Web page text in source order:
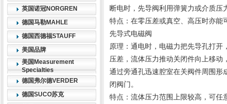
英国诺冠NORGREN
德国马勒MAHLE
德国西德福STAUFF
美国品牌
美国Measurement
Specialties
德国弗尔德VERDER
德国SUCO苏克
断电时，先导阀利用弹簧力或介质
特点：在零压差或真空、高压时亦能
先导式电磁阀
原理：通电时，电磁力把先导孔打
压差，流体压力推动关闭件向上移
通过旁通孔迅速腔室在关阀件周围形
闭阀门。
特点：流体压力范围上限较高，可任